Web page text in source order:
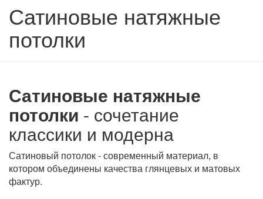
Сатиновые натяжные
потолки
Сатиновые натяжные
потолки - сочетание
классики и модерна
Сатиновый потолок - современный материал, в
котором объединены качества глянцевых и матовых
фактур.